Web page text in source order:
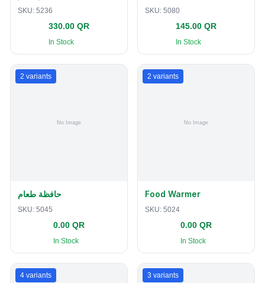
SKU: 5236
330.00 QR
In Stock
SKU: 5080
145.00 QR
In Stock
2 variants
حافظة طعام
SKU: 5045
0.00 QR
In Stock
2 variants
Food Warmer
SKU: 5024
0.00 QR
In Stock
4 variants 3 variants